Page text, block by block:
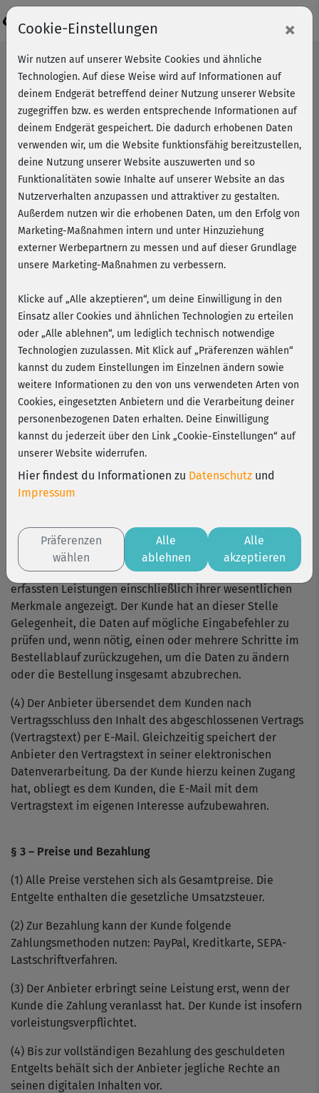
Allgemeine Geschäftsbedingungen
§ 1 – Anbieter, Einbeziehung der AGB
(1) Anbieter und Vertragspartner für die auf unserer Seite
dargestellten Leistungen ist fitnessRAUM.de GmbH für
Sport und Fitness online, Kirchstraße 18, 69115
Heidelberg, Telefon 06221 - 868 110, E-Mail
info@fitnessraum.de
(im Folgenden kurz „Anbieter“ oder
„wir“).
(2) Diese allgemeinen Geschäftsbedingungen sind
dem Anbieter und dem jeweiligen Kunden.
Entgegenstehenden AGB des Kunden wird widersprochen.
§ 2 – Angebot und Vertragsschluss
(1) Vertragsschluss und Vertragsabwicklung erfolgen in
deutscher Sprache.
(2) Für die Erbringung der dargestellten Leistungen gibt
der Anbieter ein verbindliches Angebot ab. Der Kunde
kann das Angebot annehmen, indem er seinen
Bestellwunsch über den Button „zahlungspflichtig
Vertragsschluss per E-Mail (Vertragsbestätigung).
(3) Vor Annahme des Angebots durch den Kunden wird
dem Kunden eine Übersicht der für die Bestellung
erfassten Leistungen einschließlich ihrer wesentlichen
Merkmale angezeigt. Der Kunde hat an dieser Stelle
Gelegenheit, die Daten auf mögliche Eingabefehler zu
prüfen und, wenn nötig, einen oder mehrere Schritte im
Bestellablauf zurückzugehen, um die Daten zu ändern
oder die Bestellung insgesamt abzubrechen.
(4) Der Anbieter übersendet dem Kunden nach
Vertragsschluss den Inhalt des abgeschlossenen Vertrags
(Vertragstext) per E-Mail. Gleichzeitig speichert der
Anbieter den Vertragstext in seiner elektronischen
Datenverarbeitung. Da der Kunde hierzu keinen Zugang
hat, obliegt es dem Kunden, die E-Mail mit dem
Vertragstext im eigenen Interesse aufzubewahren.
§ 3 – Preise und Bezahlung
(1) Alle Preise verstehen sich als Gesamtpreise. Die
Entgelte enthalten die gesetzliche Umsatzsteuer.
(2) Zur Bezahlung kann der Kunde folgende
Zahlungsmethoden nutzen: PayPal, Kreditkarte, SEPA-
Lastschriftverfahren.
(3) Der Anbieter erbringt seine Leistung erst, wenn der
Kunde die Zahlung veranlasst hat. Der Kunde ist insofern
vorleistungsverpflichtet.
(4) Bis zur vollständigen Bezahlung des geschuldeten
Entgelts behält sich der Anbieter jegliche Rechte an
seinen digitalen Inhalten vor.
Cookie-Einstellungen ×
Wir nutzen auf unserer Website Cookies und ähnliche
Technologien. Auf diese Weise wird auf Informationen auf
deinem Endgerät betreffend deiner Nutzung unserer Website
zugegriffen bzw. es werden entsprechende Informationen auf
deinem Endgerät gespeichert. Die dadurch erhobenen Daten
verwenden wir, um die Website funktionsfähig bereitzustellen,
deine Nutzung unserer Website auszuwerten und so
Funktionalitäten sowie Inhalte auf unserer Website an das
Nutzerverhalten anzupassen und attraktiver zu gestalten.
Außerdem nutzen wir die erhobenen Daten, um den Erfolg von
Marketing-Maßnahmen intern und unter Hinzuziehung
externer Werbepartnern zu messen und auf dieser Grundlage
unsere Marketing-Maßnahmen zu verbessern.
Klicke auf „Alle akzeptieren“, um deine Einwilligung in den
Einsatz aller Cookies und ähnlichen Technologien zu erteilen
oder „Alle ablehnen“, um lediglich technisch notwendige
Technologien zuzulassen. Mit Klick auf „Präferenzen wählen“
kannst du zudem Einstellungen im Einzelnen ändern sowie
weitere Informationen zu den von uns verwendeten Arten von
Cookies, eingesetzten Anbietern und die Verarbeitung deiner
personenbezogenen Daten erhalten. Deine Einwilligung
kannst du jederzeit über den Link „Cookie-Einstellungen“ auf
unserer Website widerrufen.
Hier findest du Informationen zu Datenschutz und
Impressum
Präferenzen
wählen
Alle
ablehnen
Alle
akzeptieren